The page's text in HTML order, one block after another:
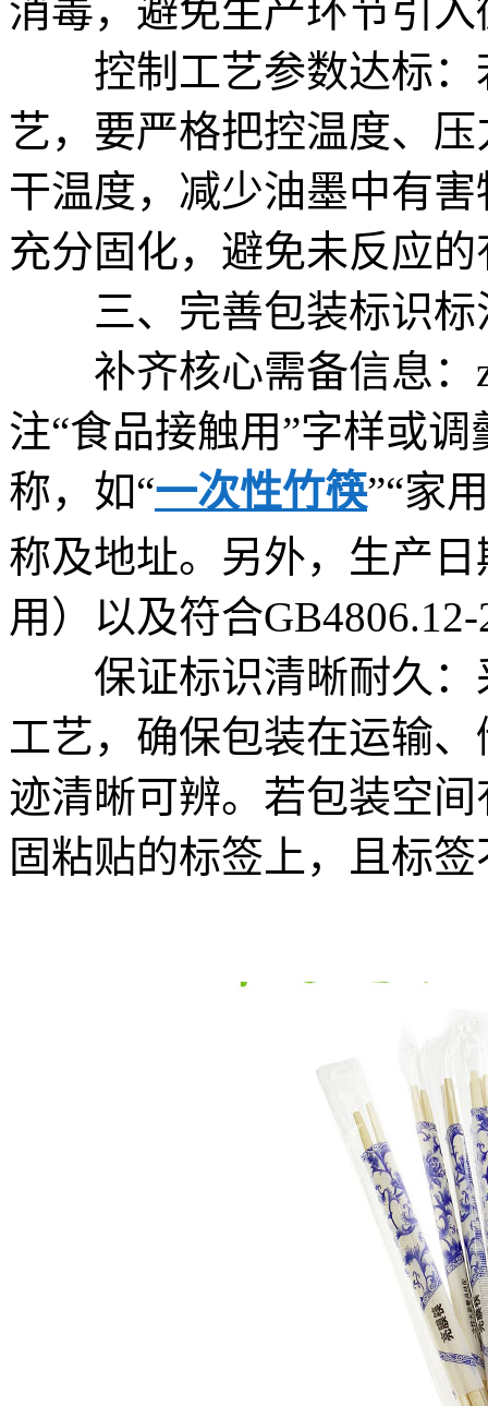
消毒，避免生产环节引
控制工艺参数达标：
艺，要严格把控温度、
干温度，减少油墨中有
充分固化，避免未反应
三、完善包装标识标
补齐核心需备信息：z
注“食品接触用”字样或
称，如“一次性竹筷”“家
称及地址。另外，生产
用）以及符合
保证标识清晰耐久：
工艺，确保包装在运输
迹清晰可辨。若包装空
固粘贴的标签上，且标